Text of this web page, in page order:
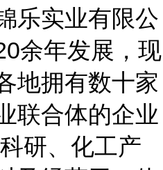
乐实业有限公
余年发展，现
地拥有数十家
联合体的企业
研、化工产